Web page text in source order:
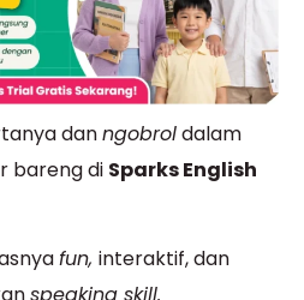
danngobroldalam
bareng di Sparks English
fun, interaktif, dan